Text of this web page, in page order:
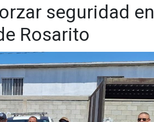
seguridad en
Rosarito